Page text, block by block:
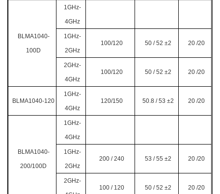
BLMA1040-
100D
1GHz-
4GHz
1GHz-
2GHz
100/120 50 / 52 ±2 20 /20
2GHz-
4GHz
100/120 50 / 52 ±2 20 /20
BLMA1040-120
1GHz-
4GHz
120/150 50.8 / 53 ±2 20 /20
BLMA1040-
200/100D
1GHz-
4GHz
1GHz-
2GHz
200 / 240 53 / 55 ±2 20 /20
2GHz-
100 / 120 50 / 52 ±2 20 /20